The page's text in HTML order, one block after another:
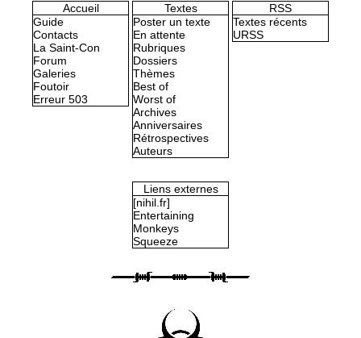
Accueil
Guide
Contacts
La Saint-Con
Forum
Galeries
Foutoir
Erreur 503
Textes
Poster un texte
En attente
Rubriques
Dossiers
Thèmes
Best of
Worst of
Archives
Anniversaires
Rétrospectives
Auteurs
RSS
Textes récents
URSS
Liens externes
[nihil.fr]
Entertaining
Monkeys
Squeeze